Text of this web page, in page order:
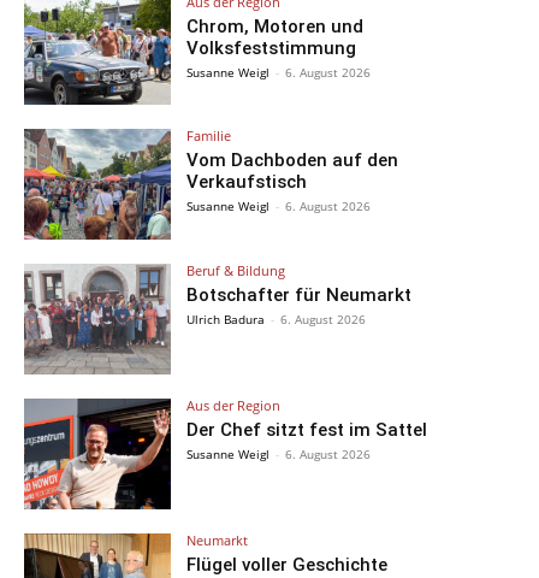
Chrom, Motoren und
Volksfeststimmung
Susanne Weigl - 6. August 2026
Familie
Vom Dachboden auf den
Verkaufstisch
Susanne Weigl - 6. August 2026
Beruf & Bildung
Botschafter für Neumarkt
Ulrich Badura - 6. August 2026
Aus der Region
Der Chef sitzt fest im Sattel
Susanne Weigl - 6. August 2026
Neumarkt
Flügel voller Geschichte